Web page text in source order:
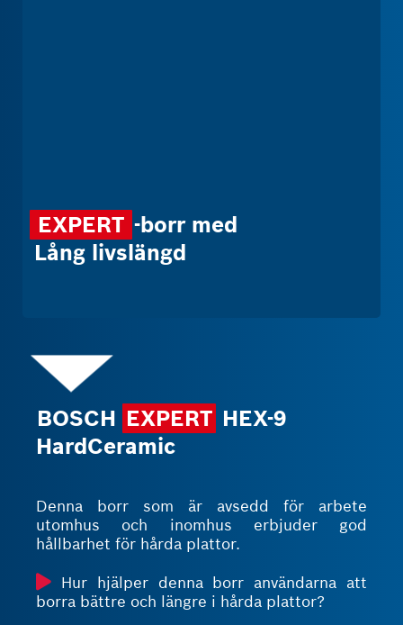
EXPERT -borr med
Lång livslängd
BOSCH EXPERT HEX-9
HardCeramic
Denna borr som är avsedd för arbete
utomhus och inomhus erbjuder god
hållbarhet för hårda plattor.
Hur hjälper denna borr användarna att
borra bättre och längre i hårda plattor?